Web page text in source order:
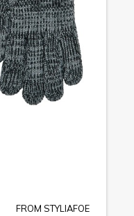
FROM STYLIAFOE